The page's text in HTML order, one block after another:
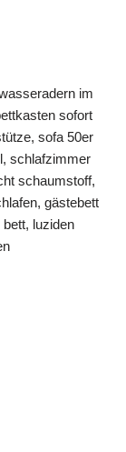
im
sofort
sofa 50er
schlafzimmer
schaumstoff,
gästebett
luziden